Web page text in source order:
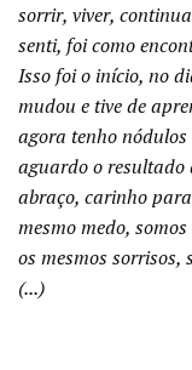
sorrir, viver,
senti, foi como
Isso foi o início, no
mudou e tive de
agora tenho nódulos
aguardo o resultado
abraço, carinho
mesmo medo,
os mesmos sorrisos,
(...)